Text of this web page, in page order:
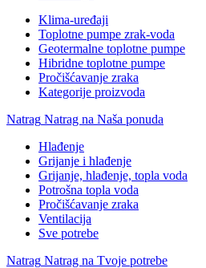
Klima-uređaji
Toplotne pumpe zrak-voda
Geotermalne toplotne pumpe
Hibridne toplotne pumpe
Pročišćavanje zraka
Kategorije proizvoda
Natrag Natrag na Naša ponuda
Hlađenje
Grijanje i hlađenje
Grijanje, hlađenje, topla voda
Potrošna topla voda
Pročišćavanje zraka
Ventilacija
Sve potrebe
Natrag Natrag na Tvoje potrebe